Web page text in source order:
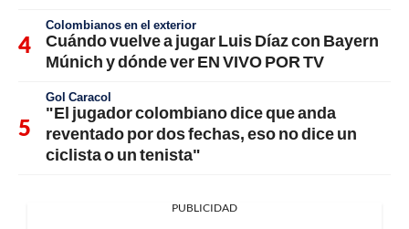
Colombianos en el exterior
Cuándo vuelve a jugar Luis Díaz con Bayern
Múnich y dónde ver EN VIVO POR TV
Gol Caracol
"El jugador colombiano dice que anda
reventado por dos fechas, eso no dice un
ciclista o un tenista"
PUBLICIDAD